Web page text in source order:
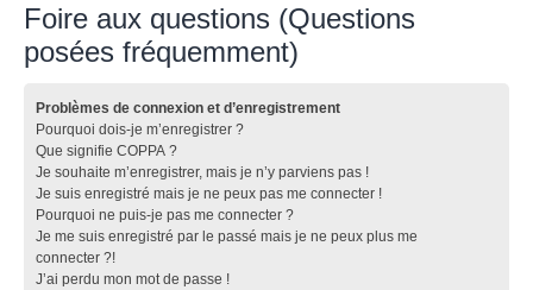
Foire aux questions (Questions
posées fréquemment)
Problèmes de connexion et d’enregistrement
Pourquoi dois-je m’enregistrer ?
Que signifie COPPA ?
Je souhaite m’enregistrer, mais je n’y parviens pas !
Je suis enregistré mais je ne peux pas me connecter !
Pourquoi ne puis-je pas me connecter ?
Je me suis enregistré par le passé mais je ne peux plus me
connecter ?!
J’ai perdu mon mot de passe !